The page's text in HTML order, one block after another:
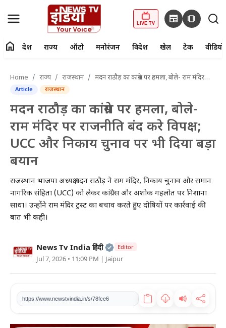
LIVE TV newspaper amp_stories
Home
राज्य
ऑटो
मनोरंजन
विदेश
वीडियो
home देश राज्य ऑटो मनोरंजन विदेश खेल टेक वीडियो
Home राज्य राजस्थान मदन राठौड़ का कांग्रेस पर हमला, बोले- राम मंदिर पर राजनीति बंद करे विपक्ष; UCC और निकाय चुनाव पर भी दिया बड़ा बयान
Article राजस्थान
मदन राठौड़ का कांग्रेस पर हमला, बोले-
राम मंदिर पर राजनीति बंद करे विपक्ष;
UCC और निकाय चुनाव पर भी दिया बड़ा
बयान
राजस्थान भाजपा अध्यक्ष मदन राठौड़ ने राम मंदिर, निकाय चुनाव और समान
नागरिक संहिता (UCC) को लेकर कांग्रेस और अशोक गहलोत पर निशाना
साधा। उन्होंने राम मंदिर ट्रस्ट का बचाव करते हुए दोषियों पर कार्रवाई की
बात भी कही।
News Tv India हिंदी Official | Verified Expert • 27
Editor
Jul 7, 2026 • 11:09 PM | Jaipur
https://www.newstvindia.in/s/78fce6